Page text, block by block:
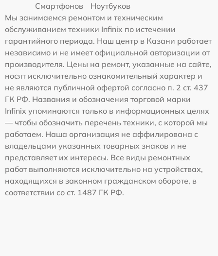
Смартфонов
Ноутбуков
Мы занимаемся ремонтом и техническим
обслуживанием техники Infinix по истечении
гарантийного периода. Наш центр в Казани работает
независимо и не имеет официальной авторизации от
производителя. Цены на ремонт, указанные на сайте,
носят исключительно ознакомительный характер и
не являются публичной офертой согласно п. 2 ст. 437
ГК РФ. Названия и обозначения торговой марки
Infinix упоминаются только в информационных целях
— чтобы обозначить перечень техники, с которой мы
работаем. Наша организация не аффилирована с
владельцами указанных товарных знаков и не
представляет их интересы. Все виды ремонтных
работ выполняются исключительно на устройствах,
находящихся в законном гражданском обороте, в
соответствии со ст. 1487 ГК РФ.